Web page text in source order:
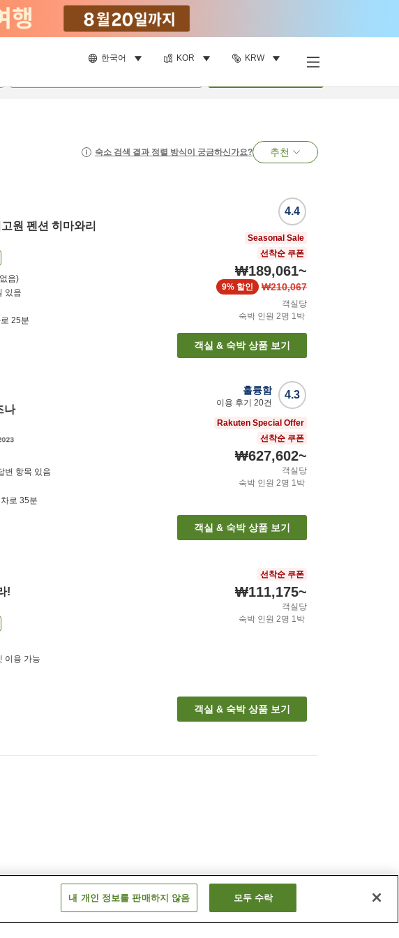
한국어 KOR KRW
숙소 검색 결과 정렬 방식이 궁금하신가요? 추천
원 펜션 히마와리
음)
있음
25분
4.4
Seasonal Sale
선착순 쿠폰
₩189,061~
₩210,067
9% 할인
객실당
숙박 인원 2명 1박
객실 & 숙박 상품 보기
나
변 항목 있음
차로 35분
4.3
훌륭함
이용 후기 20건
Rakuten Special Offer
선착순 쿠폰
₩627,602~
객실당
숙박 인원 2명 1박
객실 & 숙박 상품 보기
!
이용 가능
선착순 쿠폰
₩111,175~
객실당
숙박 인원 2명 1 박
객실 & 숙박 상품 보기
내 개인 정보를 판매하지 않음 모두 수락